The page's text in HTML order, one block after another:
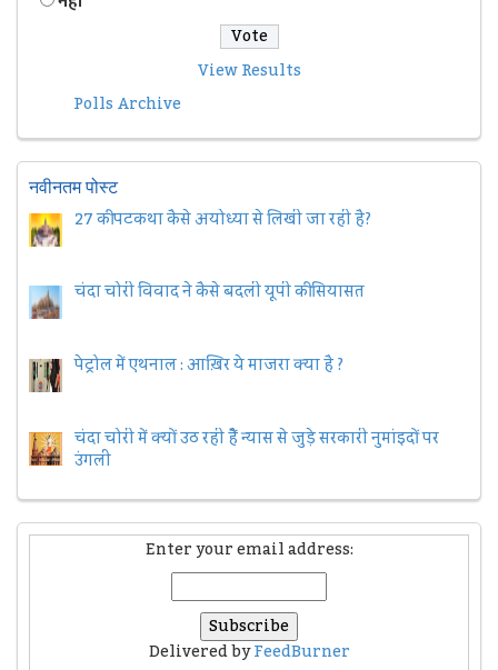
View Results
Polls Archive
नवीनतम पोस्ट
27 की पटकथा कैसे अयोध्या से लिखी जा रही है?
चंदा चोरी विवाद ने कैसे बदली यूपी की सियासत
पेट्रोल में एथनाल : आख़िर ये माजरा क्या है ?
चंदा चोरी में क्यों उठ रही हैैं न्यास से जुड़े सरकारी नुमांइदों पर
उंगली
Enter your email address:
Delivered byFeedBurner